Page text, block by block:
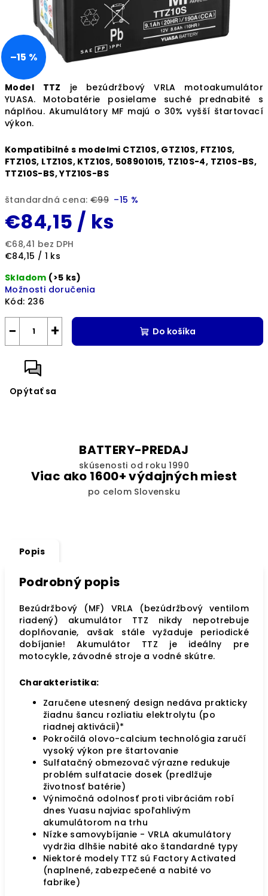
Model TTZ je bezúdržbový VRLA motoakumulátor
YUASA. Motobatérie posielame suché prednabité s
náplňou. Akumulátory MF majú o 30% vyšší štartovací
výkon.
Kompatibilné s modelmi CTZ10S, GTZ10S, FTZ10S,
FTZ10S, LTZ10S, KTZ10S, 508901015, TZ10S-4, TZ10S-BS,
TTZ10S-BS, YTZ10S-BS
štandardná cena: €99 –15 %
€84,15 / ks
€68,41 bez DPH
Jednotková
€84,15 / 1 ks
Skladom (>5 ks)
Možnosti doručenia
Kód: 236
+
− Do košíka
Opýtať sa
–15 %
BATTERY-PREDAJ
skúsenosti od roku 1990
Viac ako 1600+ výdajných miest
po celom Slovensku
Popis
Podrobný popis
Bezúdržbový (MF) VRLA (bezúdržbový ventilom
riadený) akumulátor TTZ nikdy nepotrebuje
doplňovanie, avšak stále vyžaduje periodické
dobíjanie! Akumulátor TTZ je ideálny pre
motocykle, závodné stroje a vodné skútre.
Charakteristika:
Zaručene utesnený design nedáva prakticky
žiadnu šancu rozliatiu elektrolytu (po
riadnej aktivácii)*
Pokročilá olovo-calcium technológia zaručí
vysoký výkon pre štartovanie
Sulfatačný obmezovač výrazne redukuje
problém sulfatacie dosek (predlžuje
životnosť batérie)
Výnimočná odolnosť proti vibráciám robí
dnes Yuasu najviac spoľahlivým
akumulátorom na trhu
Nízke samovybíjanie - VRLA akumulátory
vydržia dlhšie nabité ako štandardné typy
Niektoré modely TTZ sú Factory Activated
(naplnené, zabezpečené a nabité vo
fabrike)